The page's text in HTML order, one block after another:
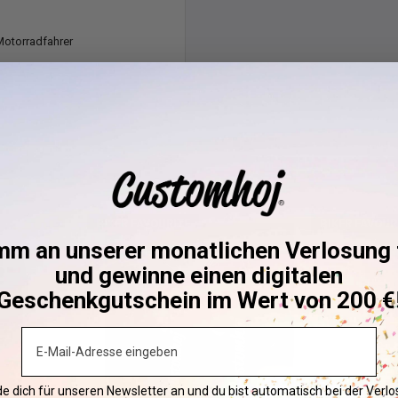
versandt. Wir
je
erwarten, dass es bald
wird.
Farben), wird der
auswählen.
sei es, weil Sie eine
an unserer monatlichen
und gewinne einen digitalen
im Wert von 200
dich für unseren Newsletter an und du bist automatisch bei der